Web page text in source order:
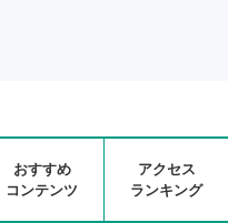
おすすめ
コンテンツ
アクセス
ランキング